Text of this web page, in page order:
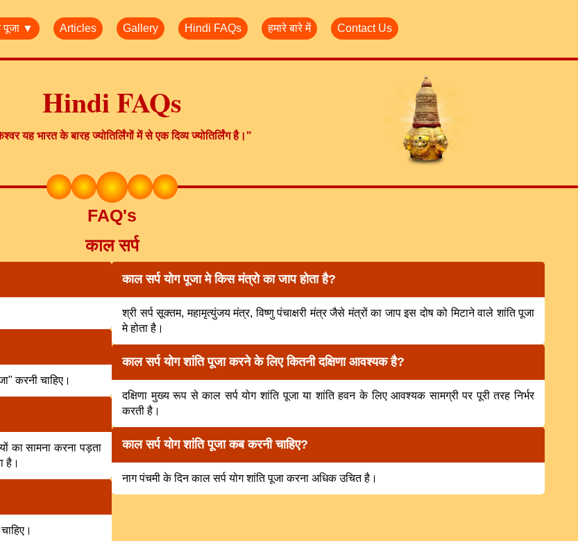
पूजा ▼ Articles Gallery Hindi FAQs हमारे बारे में Contact Us
Hindi FAQs
यह भारत के बारह ज्योतिर्लिंगों में से एक दिव्य ज्योतिर्लिंग है।"
FAQ's
काल सर्प
करनी चाहिए।
का सामना करना पड़ता
है।
काल सर्प योग पूजा मे किस मंत्रो का जाप होता है?
श्री सर्प सूक्तम, महामृत्युंजय मंत्र, विष्णु पंचाक्षरी मंत्र जैसे मंत्रों का जाप इस दोष को मिटाने वाले शांति पूजा
मे होता है।
काल सर्प योग शांति पूजा करने के लिए कितनी दक्षिणा आवश्यक है?
दक्षिणा मुख्य रूप से काल सर्प योग शांति पूजा या शांति हवन के लिए आवश्यक सामग्री पर पूरी तरह निर्भर
करती है।
काल सर्प योग शांति पूजा कब करनी चाहिए?
नाग पंचमी के दिन काल सर्प योग शांति पूजा करना अधिक उचित है।